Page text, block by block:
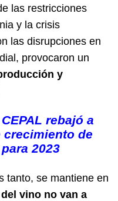
las restricciones
y la crisis
las disrupciones en
provocaron un
y
CEPAL rebajó a
crecimiento de
2023
tanto, se mantiene en
vino no van a